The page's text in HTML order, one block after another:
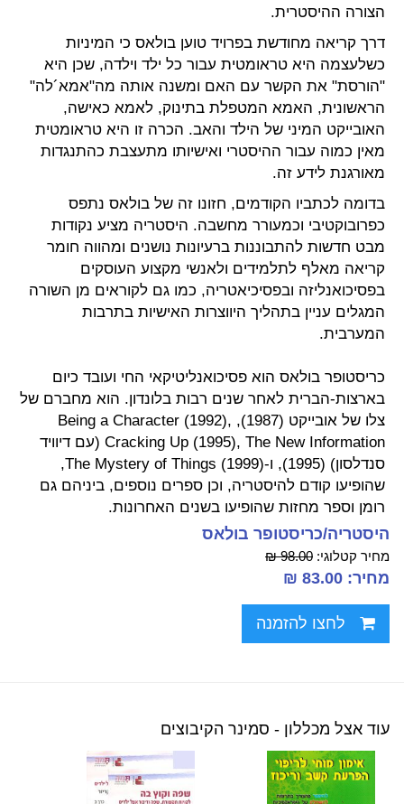
הצורה ההיסטרית.
דרך קריאה מחודשת בפרויד טוען בולאס כי המיניות
כשלעצמה היא טראומטית עבור כל ילד וילדה, שכן היא
"הורסת" את הקשר עם האם ומשנה אותה מה"אמא´לה"
הראשונית, האמא המטפלת בתינוק, לאמא כאישה,
האובייקט המיני של הילד והאב. הכרה זו היא טראומטית
מאין כמוה עבור ההיסטרי ואישיותו מתעצבת כהתנגדות
מאורגנת לידע זה.
בדומה לכתביו הקודמים, חזונו זה של בולאס נתפס
כפרובוקטיבי וכמעורר מחשבה. היסטריה מציע נקודות
מבט חדשות להתבוננות ברעיונות נושנים ומהווה חומר
קריאה מאלף לתלמידים ולאנשי מקצוע העוסקים
בפסיכואנליזה ובפסיכיאטריה, כמו גם לקוראים מן השורה
המגלים עניין בתהליך היווצרות האישיות בתרבות
המערבית.
כריסטופר בולאס הוא פסיכואנליטיקאי החי ועובד כיום
בארצות-הברית לאחר שנים רבות בלונדון. הוא מחברם של
צלו של אובייקט (1987), Being a Character (1992),
Cracking Up (1995), The New Information (עם דיוויד
סנדלסון) (1995), ו-The Mystery of Things (1999),
שהופיעו קודם להיסטריה, וכן ספרים נוספים, ביניהם גם
רומן וספר מחזות שהופיעו בשנים האחרונות.
היסטריה/כריסטופר בולאס
מחיר קטלוגי: 98.00 ₪
מחיר: 83.00 ₪
לחצו להזמנה
עוד אצל מכללון - סמינר הקיבוצים